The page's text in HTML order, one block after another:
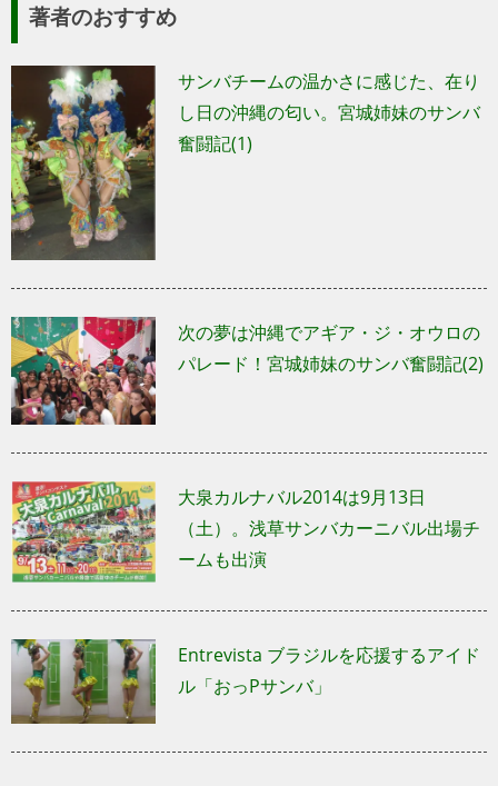
著者のおすすめ
サンバチームの温かさに感じた、在り
し日の沖縄の匂い。宮城姉妹のサンバ
奮闘記(1)
次の夢は沖縄でアギア・ジ・オウロの
パレード！宮城姉妹のサンバ奮闘記(2)
大泉カルナバル2014は9月13日
（土）。浅草サンバカーニバル出場チ
ームも出演
Entrevista ブラジルを応援するアイド
ル「おっPサンバ」